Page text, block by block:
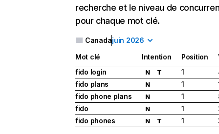
recherche et le niveau de
pour chaque mot clé.
Canadajuin 2026
Mot clé Intention Position
fido login
N T 1
fido plans
N 1
fido phone plans
N 1
fido
N 1
fido phones
N T 1